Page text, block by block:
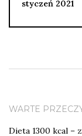
styczeń 2021
WARTE
Dieta 1300 kcal –